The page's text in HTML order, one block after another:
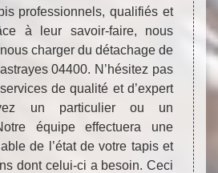
professionnels, qualifiés et
à leur savoir-faire, nous
charger du détachage de
04400. N’hésitez pas
de qualité et d’expert
un particulier ou un
équipe effectuera une
de l’état de votre tapis et
dont celui-ci a besoin. Ceci